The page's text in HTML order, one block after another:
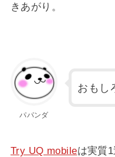
きあがり。
パパンダ
おもし
Try UQ mobileは実質